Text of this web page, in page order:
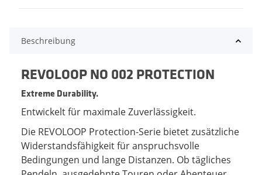
Beschreibung
REVOLOOP NO 002 PROTECTION
Extreme Durability.
Entwickelt für maximale Zuverlässigkeit.
Die REVOLOOP Protection-Serie bietet zusätzliche
Widerstandsfähigkeit für anspruchsvolle
Bedingungen und lange Distanzen. Ob tägliches